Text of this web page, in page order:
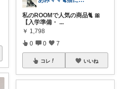
私のROOMで人気の商品🐈 🎀
【入学準備・ ...
￥ 1,798
0 0 7
コレ いいね